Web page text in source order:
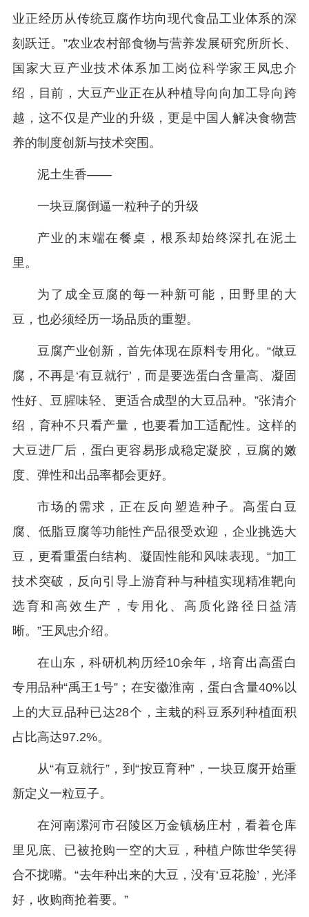
业正经历从传统豆腐作坊向现代食品工业体系的深
刻跃迁。”农业农村部食物与营养发展研究所所长、
国家大豆产业技术体系加工岗位科学家王凤忠介
绍，目前，大豆产业正在从种植导向向加工导向跨
越，这不仅是产业的升级，更是中国人解决食物营
养的制度创新与技术突围。
泥土生香——
一块豆腐倒逼一粒种子的升级
产业的末端在餐桌，根系却始终深扎在泥土
里。
为了成全豆腐的每一种新可能，田野里的大
豆，也必须经历一场品质的重塑。
豆腐产业创新，首先体现在原料专用化。“做豆
腐，不再是‘有豆就行’，而是要选蛋白含量高、凝固
性好、豆腥味轻、更适合成型的大豆品种。”张清介
绍，育种不只看产量，也要看加工适配性。这样的
大豆进厂后，蛋白更容易形成稳定凝胶，豆腐的嫩
度、弹性和出品率都会更好。
市场的需求，正在反向塑造种子。高蛋白豆
腐、低脂豆腐等功能性产品很受欢迎，企业挑选大
豆，更看重蛋白结构、凝固性能和风味表现。“加工
技术突破，反向引导上游育种与种植实现精准靶向
选育和高效生产，专用化、高质化路径日益清
晰。”王凤忠介绍。
在山东，科研机构历经10余年，培育出高蛋白
专用品种“禹王1号”；在安徽淮南，蛋白含量40%以
上的大豆品种已达28个，主栽的科豆系列种植面积
占比高达97.2%。
从“有豆就行”，到“按豆育种”，一块豆腐开始重
新定义一粒豆子。
在河南漯河市召陵区万金镇杨庄村，看着仓库
里见底、已被抢购一空的大豆，种植户陈世华笑得
合不拢嘴。“去年种出来的大豆，没有‘豆花脸’，光泽
好，收购商抢着要。”